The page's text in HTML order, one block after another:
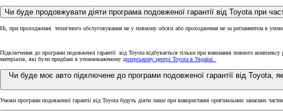
Від
PROACE CITY
Чи буде продовжувати діяти програма подовженої гарантії від Toyota при
Ні, при проходженні технічного обслуговування не у повному обсязі або проходження не за регламентом в
Підключення до програми подовженої гарантії від Toyota відбувається тільки при виконанні повного
матеріалів, які були придбані в уповноваженому дилерському центрі Toyota в Україні.
Чи буде моє авто підключене до програми подовженої гарантії від
Умови програми подовженої гарантії від Toyota будуть діяти лише при використанні оригінальних запасних